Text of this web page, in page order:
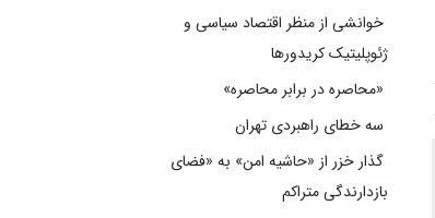
خوانشی از منظر اقتصاد سیاسی و
ژئوپلیتیک کریدورها
«محاصره در برابر محاصره»
سه خطای راهبردی تهران
گذار خزر از «حاشیه امن» به «فضای
بازدارندگی متراکم